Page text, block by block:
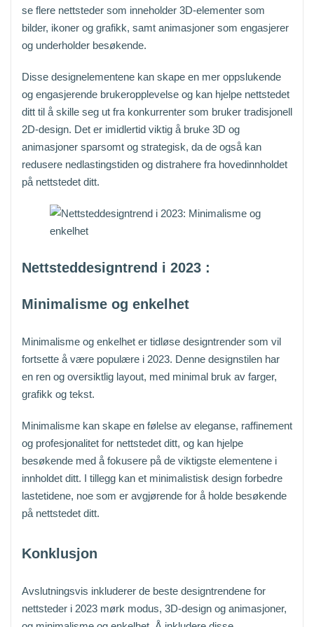
se flere nettsteder som inneholder 3D-elementer som
bilder, ikoner og grafikk, samt animasjoner som engasjerer
og underholder besøkende.
Disse designelementene kan skape en mer oppslukende
og engasjerende brukeropplevelse og kan hjelpe nettstedet
ditt til å skille seg ut fra konkurrenter som bruker tradisjonell
2D-design. Det er imidlertid viktig å bruke 3D og
animasjoner sparsomt og strategisk, da de også kan
redusere nedlastingstiden og distrahere fra hovedinnholdet
på nettstedet ditt.
Nettsteddesigntrend i 2023 :
Minimalisme og enkelhet
Minimalisme og enkelhet er tidløse designtrender som vil
fortsette å være populære i 2023. Denne designstilen har
en ren og oversiktlig layout, med minimal bruk av farger,
grafikk og tekst.
Minimalisme kan skape en følelse av eleganse, raffinement
og profesjonalitet for nettstedet ditt, og kan hjelpe
besøkende med å fokusere på de viktigste elementene i
innholdet ditt. I tillegg kan et minimalistisk design forbedre
lastetidene, noe som er avgjørende for å holde besøkende
på nettstedet ditt.
Konklusjon
Avslutningsvis inkluderer de beste designtrendene for
nettsteder i 2023 mørk modus, 3D-design og animasjoner,